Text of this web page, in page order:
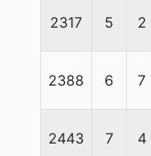
2317 5 2
2388 6 7
2443 7 4